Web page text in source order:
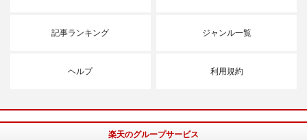
記事ランキング ジャンル一覧
ヘルプ 利用規約
楽天のグループサービス